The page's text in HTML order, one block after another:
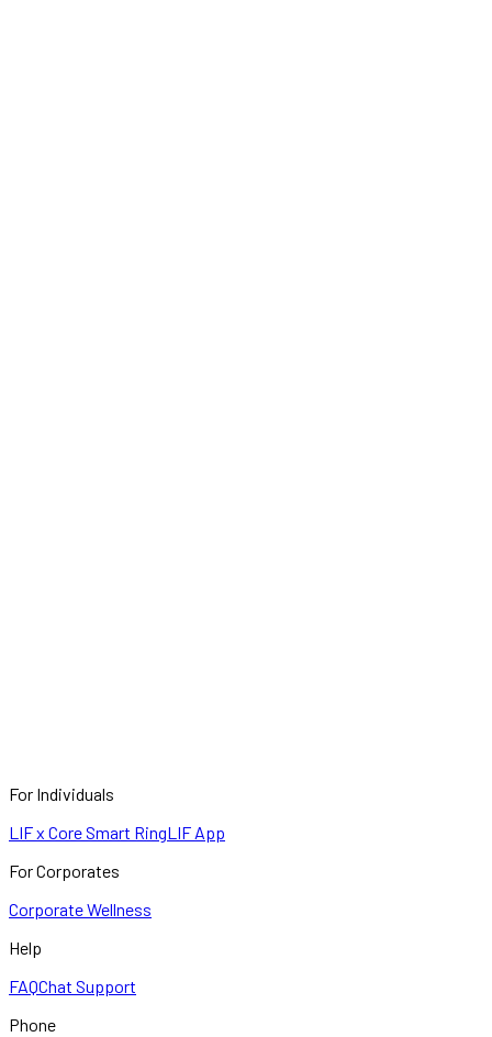
For Individuals
LIF x Core Smart RingLIF App
For Corporates
Corporate Wellness
Help
FAQChat Support
Phone